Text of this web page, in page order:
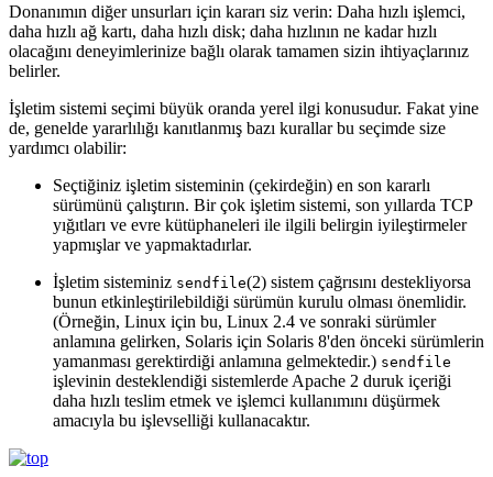
Donanımın diğer unsurları için kararı siz verin: Daha hızlı işlemci,
daha hızlı ağ kartı, daha hızlı disk; daha hızlının ne kadar hızlı
olacağını deneyimlerinize bağlı olarak tamamen sizin ihtiyaçlarınız
belirler.
İşletim sistemi seçimi büyük oranda yerel ilgi konusudur. Fakat yine
de, genelde yararlılığı kanıtlanmış bazı kurallar bu seçimde size
yardımcı olabilir:
Seçtiğiniz işletim sisteminin (çekirdeğin) en son kararlı
sürümünü çalıştırın. Bir çok işletim sistemi, son yıllarda TCP
yığıtları ve evre kütüphaneleri ile ilgili belirgin iyileştirmeler
yapmışlar ve yapmaktadırlar.
İşletim sisteminiz sendfile(2) sistem çağrısını destekliyorsa
bunun etkinleştirilebildiği sürümün kurulu olması önemlidir.
(Örneğin, Linux için bu, Linux 2.4 ve sonraki sürümler
anlamına gelirken, Solaris için Solaris 8'den önceki sürümlerin
yamanması gerektirdiği anlamına gelmektedir.) sendfile
işlevinin desteklendiği sistemlerde Apache 2 duruk içeriği
daha hızlı teslim etmek ve işlemci kullanımını düşürmek
amacıyla bu işlevselliği kullanacaktır.